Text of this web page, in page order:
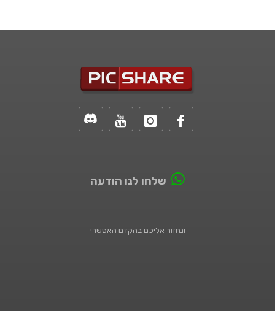
שלחו לנו הודעה
ונחזור אליכם בהקדם האפשרי